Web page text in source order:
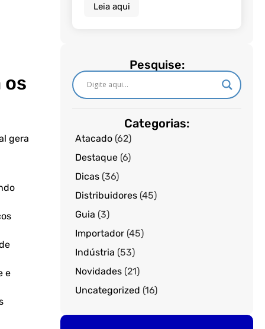
os
gera
e
Leia aqui
Pesquise:
Categorias:
Atacado (62)
Destaque (6)
Dicas (36)
Distribuidores (45)
Guia (3)
Importador (45)
Indústria (53)
Novidades (21)
Uncategorized (16)